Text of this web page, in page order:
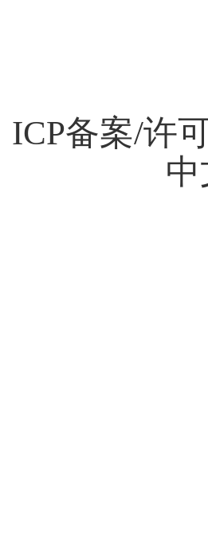
ICP备案/许